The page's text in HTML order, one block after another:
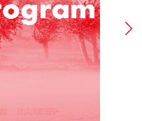
diritto ad ottenere il
che avverrà
sulla carta di
e/o richiesta di
confronti di